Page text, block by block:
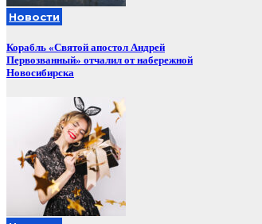
Новости
Корабль «Святой апостол Андрей
Первозванный» отчалил от набережной
Новосибирска